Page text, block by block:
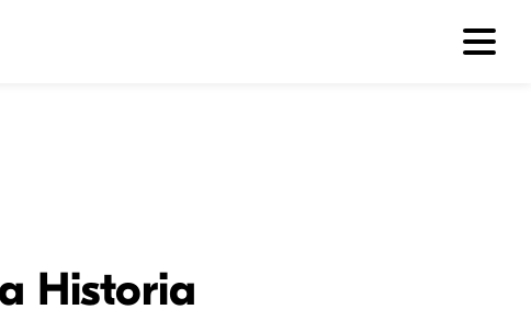
Historia